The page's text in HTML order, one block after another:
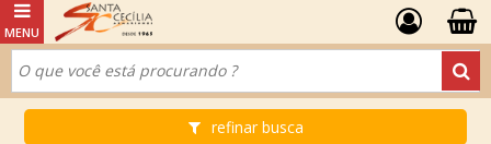
refinar busca